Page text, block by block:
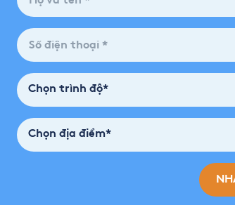
Chọn trình độ*
Chọn địa điểm*